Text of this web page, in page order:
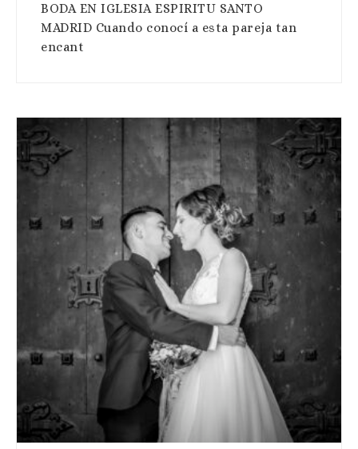
BODA EN IGLESIA ESPIRITU SANTO
MADRID Cuando conocí a esta pareja tan
encant